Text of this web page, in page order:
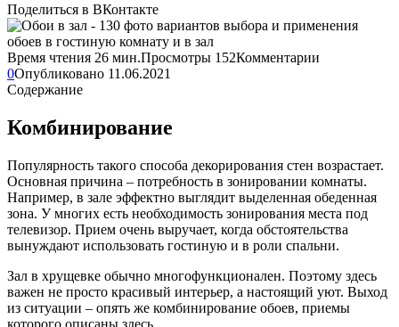
Поделиться в ВКонтакте
Время чтения 26 мин.Просмотры 152Комментарии
0Опубликовано 11.06.2021
Содержание
Комбинирование
Популярность такого способа декорирования стен возрастает.
Основная причина – потребность в зонировании комнаты.
Например, в зале эффектно выглядит выделенная обеденная
зона. У многих есть необходимость зонирования места под
телевизор. Прием очень выручает, когда обстоятельства
вынуждают использовать гостиную и в роли спальни.
Зал в хрущевке обычно многофункционален. Поэтому здесь
важен не просто красивый интерьер, а настоящий уют. Выход
из ситуации – опять же комбинирование обоев, приемы
которого описаны здесь.